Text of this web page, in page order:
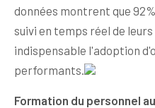
données montrent que
suivi en temps réel de
indispensable l'adoption
performants.
Formation du personnel